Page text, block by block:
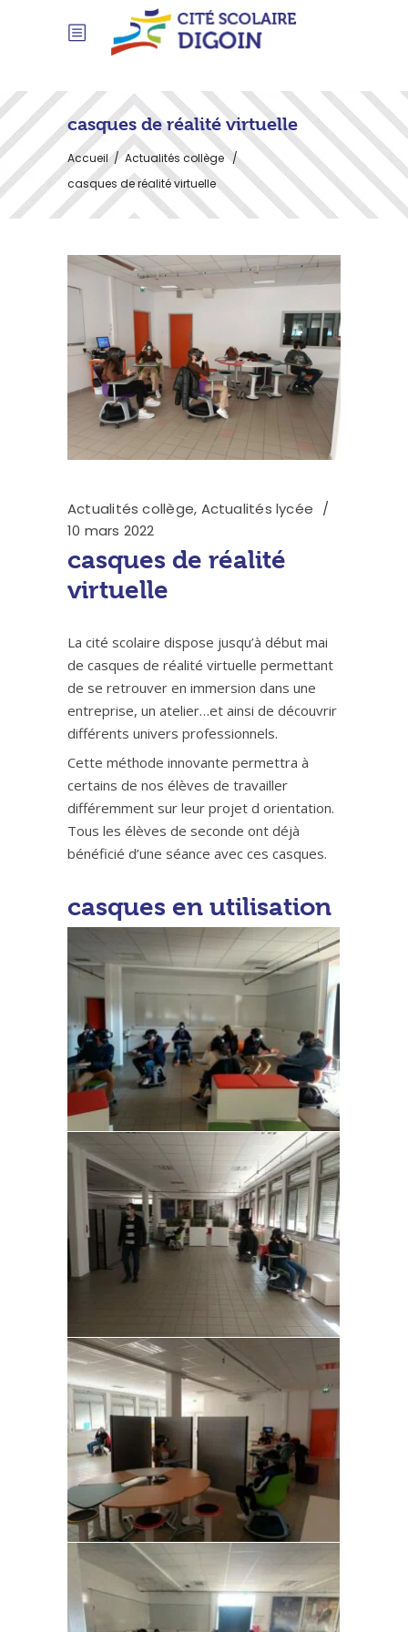
casques de réalité virtuelle
Accueil/Actualités collège/
casques de réalité virtuelle
Actualités collège, Actualités lycée
10 mars 2022
casques de réalité
virtuelle
La cité scolaire dispose jusqu’à début mai
de casques de réalité virtuelle permettant
de se retrouver en immersion dans une
entreprise, un atelier…et ainsi de découvrir
différents univers professionnels.
Cette méthode innovante permettra à
certains de nos élèves de travailler
différemment sur leur projet d orientation.
Tous les élèves de seconde ont déjà
bénéficié d’une séance avec ces casques.
casques en utilisation